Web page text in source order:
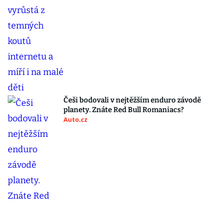
Češi bodovali v nejtěžším enduro závodě
planety. Znáte Red Bull Romaniacs?
Auto.cz